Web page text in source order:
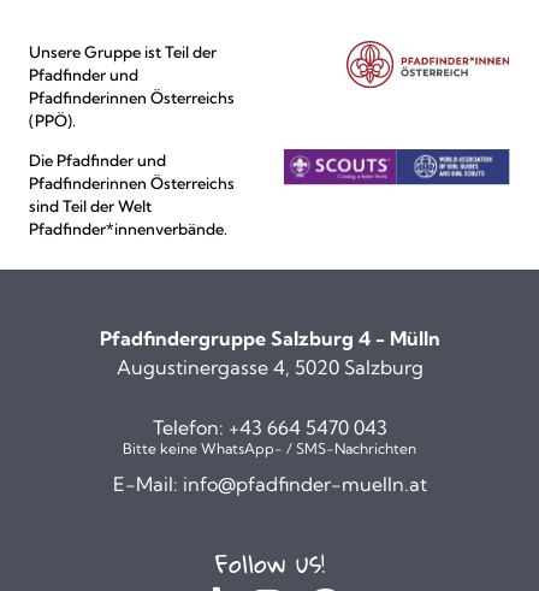
Unsere Gruppe ist Teil der
Pfadfinder und
Pfadfinderinnen Österreichs
(PPÖ).
Die Pfadfinder und
Pfadfinderinnen Österreichs
sind Teil der Welt
Pfadfinder*innenverbände.
Pfadfindergruppe Salzburg 4 - Mülln
Augustinergasse 4, 5020 Salzburg
Telefon: +43 664 5470 043
Bitte keine WhatsApp- / SMS-Nachrichten
E-Mail: info@pfadfinder-muelln.at
Follow us!